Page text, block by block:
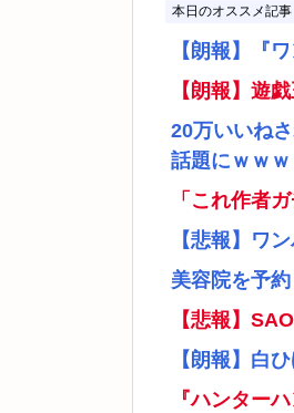
本日のオススメ記事
【朗報】『
【朗報】遊
20万いいね
話題にｗｗｗ
「これ作者
【悲報】ワ
美容院を予
【悲報】
【朗報】白
『ハンター